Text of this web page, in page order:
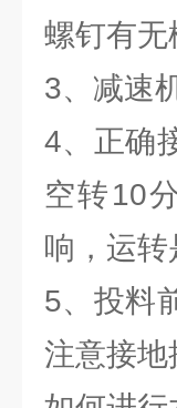
螺钉有无
3、减速
4、正确
空转10
响，运转
5、投料
注意接地